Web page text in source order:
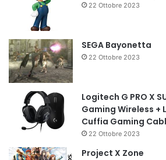
22 Ottobre 2023
SEGA Bayonetta
22 Ottobre 2023
Logitech G PRO X
Gaming Wireless +
Cuffia Gaming
22 Ottobre 2023
Project X Zone